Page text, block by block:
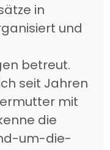
in
und
betreut.
seit Jahren
mit
die
um-die-